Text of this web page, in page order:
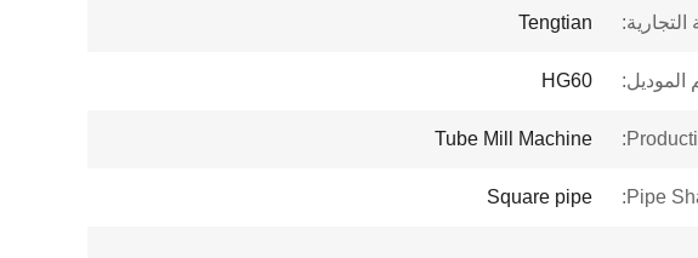
التجارية: Tengtian
الموديل: HG60
Tube Mill Machine
Pipe
Square pipe